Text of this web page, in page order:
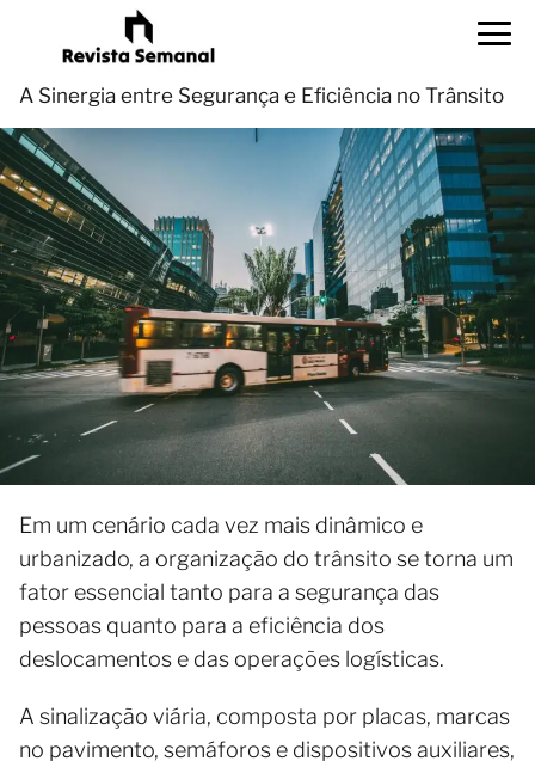
A Sinergia entre Segurança e Eficiência no Trânsito
Em um cenário cada vez mais dinâmico e
urbanizado, a organização do trânsito se torna um
fator essencial tanto para a segurança das
pessoas quanto para a eficiência dos
deslocamentos e das operações logísticas.
A sinalização viária, composta por placas, marcas
no pavimento, semáforos e dispositivos auxiliares,